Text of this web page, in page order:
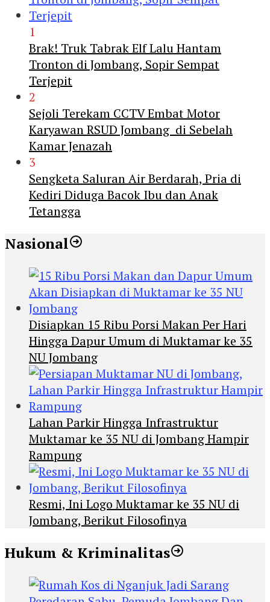
1
Brak! Truk Tabrak Elf Lalu Hantam
Tronton di Jombang, Sopir Sempat
Terjepit
2
Sejoli Terekam CCTV Embat Motor
Karyawan RSUD Jombang di Sebelah
Kamar Jenazah
3
Sengketa Saluran Air Berdarah, Pria di
Kediri Diduga Bacok Ibu dan Anak
Tetangga
Nasional
Disiapkan 15 Ribu Porsi Makan Per Hari
Hingga Dapur Umum di Muktamar ke 35
NU Jombang
Lahan Parkir Hingga Infrastruktur
Muktamar ke 35 NU di Jombang Hampir
Rampung
Resmi, Ini Logo Muktamar ke 35 NU di
Jombang, Berikut Filosofinya
Hukum & Kriminalitas